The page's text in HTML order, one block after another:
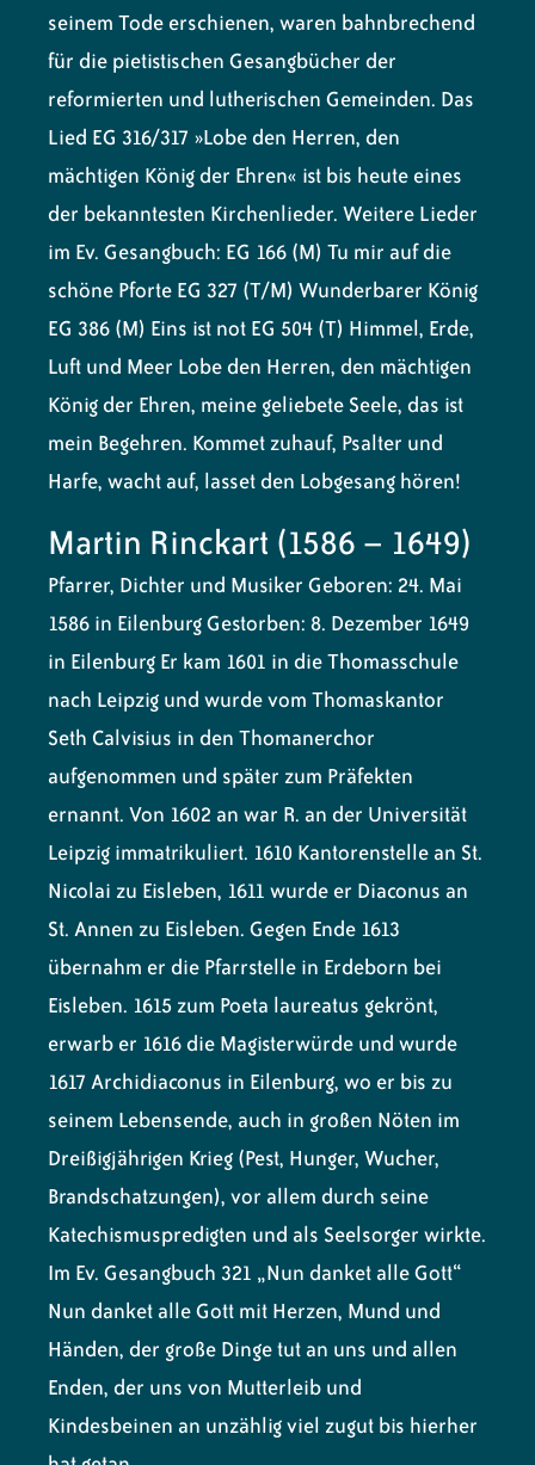
seinem Tode erschienen, waren bahnbrechend
für die pietistischen Gesangbücher der
reformierten und lutherischen Gemeinden. Das
Lied EG 316/317 »Lobe den Herren, den
mächtigen König der Ehren« ist bis heute eines
der bekanntesten Kirchenlieder. Weitere Lieder
im Ev. Gesangbuch: EG 166 (M) Tu mir auf die
schöne Pforte EG 327 (T/M) Wunderbarer König
EG 386 (M) Eins ist not EG 504 (T) Himmel, Erde,
Luft und Meer Lobe den Herren, den mächtigen
König der Ehren, meine geliebete Seele, das ist
mein Begehren. Kommet zuhauf, Psalter und
Harfe, wacht auf, lasset den Lobgesang hören!
Martin Rinckart (1586 – 1649)
Pfarrer, Dichter und Musiker Geboren: 24. Mai
1586 in Eilenburg Gestorben: 8. Dezember 1649
in Eilenburg Er kam 1601 in die Thomasschule
nach Leipzig und wurde vom Thomaskantor
Seth Calvisius in den Thomanerchor
aufgenommen und später zum Präfekten
ernannt. Von 1602 an war R. an der Universität
Leipzig immatrikuliert. 1610 Kantorenstelle an St.
Nicolai zu Eisleben, 1611 wurde er Diaconus an
St. Annen zu Eisleben. Gegen Ende 1613
übernahm er die Pfarrstelle in Erdeborn bei
Eisleben. 1615 zum Poeta laureatus gekrönt,
erwarb er 1616 die Magisterwürde und wurde
1617 Archidiaconus in Eilenburg, wo er bis zu
seinem Lebensende, auch in großen Nöten im
Dreißigjährigen Krieg (Pest, Hunger, Wucher,
Brandschatzungen), vor allem durch seine
Katechismuspredigten und als Seelsorger wirkte.
Im Ev. Gesangbuch 321 „Nun danket alle Gott“
Nun danket alle Gott mit Herzen, Mund und
Händen, der große Dinge tut an uns und allen
Enden, der uns von Mutterleib und
Kindesbeinen an unzählig viel zugut bis hierher